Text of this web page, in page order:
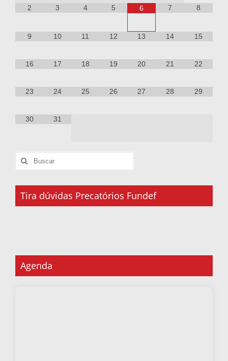
2 3 4 5 6 7 8
9 10 11 12 13 14 15
16 17 18 19 20 21 22
23 24 25 26 27 28 29
30 31
Tira dúvidas Precatórios Fundef
Agenda